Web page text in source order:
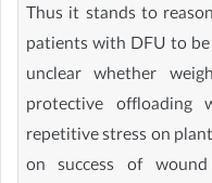
Thus it stands to
patients with DFU to
unclear whether
protective offloading
repetitive stress on
on success of